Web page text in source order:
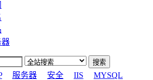
器
搜索
服务器 安全 IIS
MYSQL